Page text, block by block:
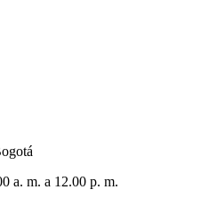
a. m. a 12.00 p. m.